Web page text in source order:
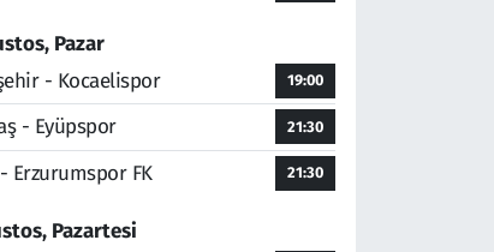
Pazar
- Kocaelispor
19:00
- Eyüpspor 21:30
Erzurumspor FK 21:30
Pazartesi